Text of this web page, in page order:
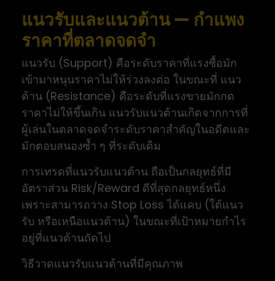
แนวรับและแนวต้าน — กำแพง
ราคาที่ตลาดจดจำ
แนวรับ (Support) คือระดับราคาที่แรงซื้อมัก
เข้ามาหนุนราคาไม่ให้ร่วงลงต่อ ในขณะที่ แนว
ต้าน (Resistance) คือระดับที่แรงขายมักกด
ราคาไม่ให้ขึ้นเกิน แนวรับแนวต้านเกิดจากการที่
ผู้เล่นในตลาดจดจำระดับราคาสำคัญในอดีตและ
มักตอบสนองซ้ำ ๆ ที่ระดับเดิม
การเทรดที่แนวรับแนวต้าน ถือเป็นกลยุทธ์ที่มี
อัตราส่วน Risk/Reward ดีที่สุดกลยุทธ์หนึ่ง
เพราะสามารถวาง Stop Loss ได้แคบ (ใต้แนว
รับ หรือเหนือแนวต้าน) ในขณะที่เป้าหมายกำไร
อยู่ที่แนวต้านถัดไป
วิธีวาดแนวรับแนวต้านที่มีคุณภาพ